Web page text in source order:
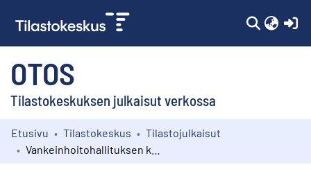
OTOS
Tilastokeskuksen julkaisut verkossa
Kokoelmat
Etusivu Tilastokeskus
Tilastojulkaisut